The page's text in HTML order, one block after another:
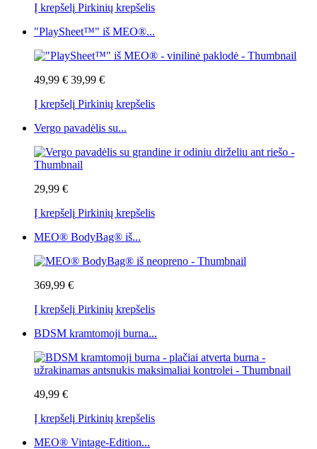
Į krepšelį Pirkinių krepšelis
"PlaySheet™" iš MEO®...
49,99 € 39,99 €
Į krepšelį Pirkinių krepšelis
Vergo pavadėlis su...
29,99 €
Į krepšelį Pirkinių krepšelis
MEO® BodyBag® iš...
369,99 €
Į krepšelį Pirkinių krepšelis
BDSM kramtomoji burna...
49,99 €
Į krepšelį Pirkinių krepšelis
MEO® Vintage-Edition...